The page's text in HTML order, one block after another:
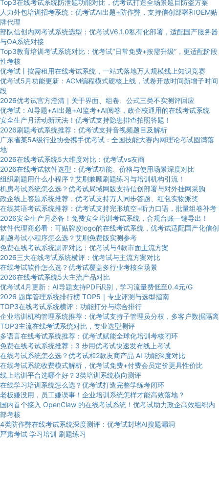
Top3在线考试系统防泄题功能对比，优考试打造全场景题目防盗方案
人力外包培训招考系统：优考试AI出题+防作弊，支持信创部署和OEM贴
牌代理
部队信创内网考试系统选型：优考试V6.1.0私有化部署，适配国产服务器
与OA系统对接
Top3教育培训考试系统对比：优考试“日常免费+按需升级”，更适配阶段
性考核
优考试丨按需租用在线考试系统，一站式落地万人规模线上知识竞赛
优考试5月功能更新：ACM编程模式硬核上线，试卷开放时间新增子时间
段
2026优考试官方澄清｜关于界面、组卷、公式三类不实测评回应
优考试：AI导题+AI出题+AI监考+AI阅卷，政企校通用的在线考试系统
安全生产月活动新玩法！优考试支持隐患排查拍照答题！
2026刷题考试系统推荐：优考试支持音视频题目及解析
广东省某5A级行业协会携手优考试：全国技能大赛内网理论考试圆满落
地
2026在线考试系统5大维度对比：优考试vs友商
2026在线考试软件选型：优考试功能、价格与使用场景深度对比
组织刷题用什么小程序？艾刷兼顾刷题练习与培训机构引流！
机房考试系统怎么选？优考试局域网版支持信创部署与对外挂网采购
政企线上答题系统推荐，优考试支持万人同步答题、红包实物派奖
在线英语考试系统推荐：优考试支持完形填空+听力口语，批量组卷补考
2026安全生产月必备！免费安全培训考试系统，合规台账一键导出！
软件代理商必看：可贴牌改logo的在线考试系统，优考试适配国产化信创
刷题考试小程序怎么选？艾刷免费版实测参考
免费在线考试系统测评对比：优考试与4款市面主流方案
2026三大在线考试系统横评：优考试与主流方案对比
在线考试软件怎么选？优考试覆盖多行业考核全场景
2026在线考试系统5大主流产品对比
优考试4月更新：AI导题支持PDF识别，学习流量费低至0.4元/G
2026 题库管理系统排行榜 TOP5｜专业评测与选型指南
TOP3在线考试系统横评：功能打分与综合排行
企业培训机构管理系统推荐：优考试支持子管理员分权，多客户数据隔离
TOP3主流在线考试系统对比，专业选型测评
多语言在线考试系统推荐：优考试赋能全球化培训考核闭环
免费在线考试系统推荐：3 步用优考试快速发布线上考试
在线考试系统怎么选？优考试和2款友商产品 AI 功能深度对比
在线考试系统收费模式解析，优考试免费+付费会员定价更具性价比
线上培训平台选哪个好？3类培训系统横向测评
在线学习培训系统怎么选？优考试打造完整学练考闭环
老板嫌没用，员工嫌误事！企业培训系统怎样才能高效落地？
国内首个接入 OpenClaw 的在线考试系统！优考试助力政企高效组织内
部考核
4类防作弊在线考试系统深度测评：优考试封堵AI搜题漏洞
严肃考试 学习培训 刷题练习